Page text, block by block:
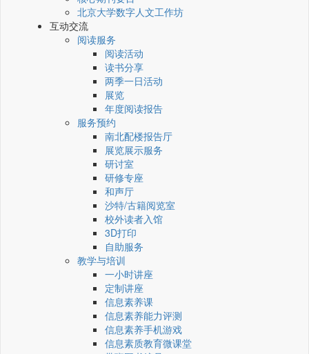
北京大学数字人文工作坊
互动交流
阅读服务
阅读活动
读书分享
两季一日活动
展览
年度阅读报告
服务预约
南北配楼报告厅
展览展示服务
研讨室
研修专座
和声厅
沙特/古籍阅览室
校外读者入馆
3D打印
自助服务
教学与培训
一小时讲座
定制讲座
信息素养课
信息素养能力评测
信息素养手机游戏
信息素质教育微课堂